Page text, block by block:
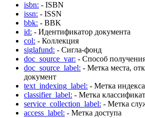
isbn: - ISBN
issn: - ISSN
bbk: - BBK
id: - Идентификатор документа
col: - Коллекция
siglafund: - Сигла-фонд
doc_source_var: - Способ
doc_source_label: - Метка места,
документ
text_indexing_label: - Метка
classifier_label: - Метка
service_collection_label: - Метка
access_label: - Метка доступа